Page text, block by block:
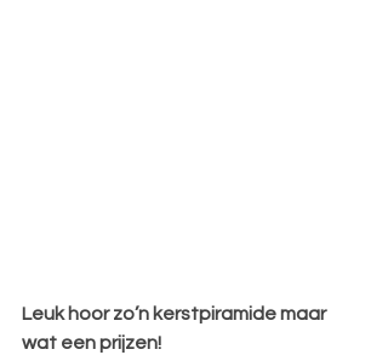
Leuk hoor zo’n kerstpiramide maar
wat een prijzen!